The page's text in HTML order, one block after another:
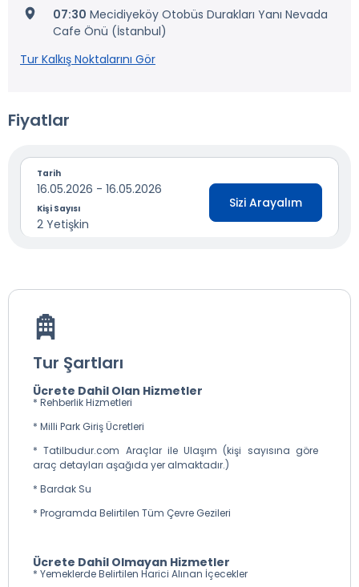
07:30 Mecidiyeköy Otobüs Durakları Yanı Nevada
Cafe Önü (İstanbul)
Tur Kalkış Noktalarını Gör
Fiyatlar
Tarih
16.05.2026 - 16.05.2026
Kişi Sayısı
2 Yetişkin
Sizi Arayalım
Tur Şartları
Ücrete Dahil Olan Hizmetler
* Rehberlik Hizmetleri
* Milli Park Giriş Ücretleri
* Tatilbudur.com Araçlar ile Ulaşım (kişi sayısına göre
araç detayları aşağıda yer almaktadır.)
* Bardak Su
* Programda Belirtilen Tüm Çevre Gezileri
Ücrete Dahil Olmayan Hizmetler
* Yemeklerde Belirtilen Harici Alınan İçecekler